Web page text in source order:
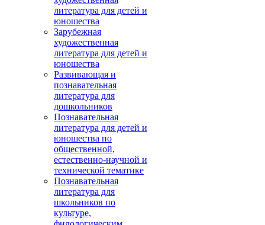
литература для детей и
юношества
Зарубежная
художественная
литература для детей и
юношества
Развивающая и
познавательная
литература для
дошкольников
Познавательная
литература для детей и
юношества по
общественной,
естественно-научной и
технической тематике
Познавательная
литература для
школьников по
культуре,